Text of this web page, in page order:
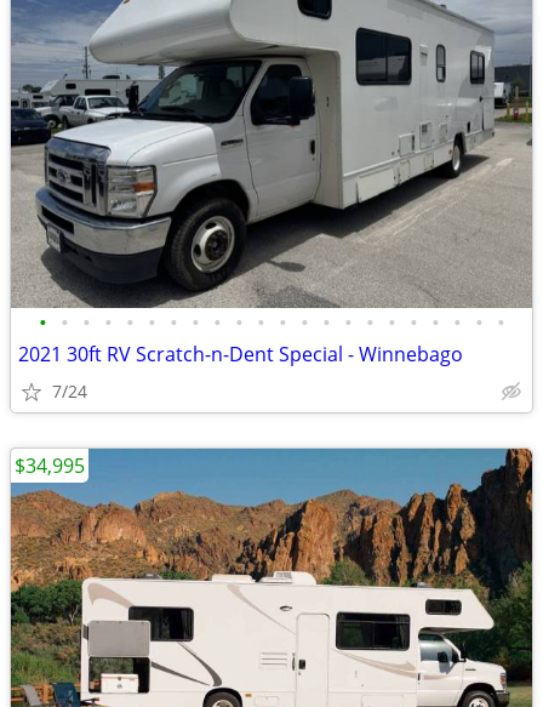
• • • • • • • • • • • • • • • • • • • • • •
2021 30ft RV Scratch-n-Dent Special - Winnebago
7/24
$34,995